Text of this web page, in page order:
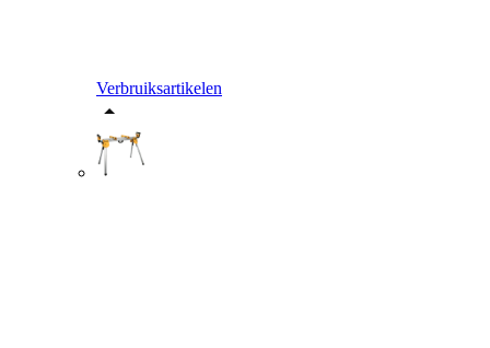
Verbruiksartikelen